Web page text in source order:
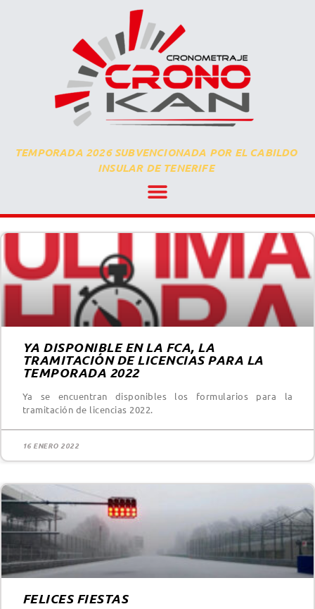
TEMPORADA 2026 SUBVENCIONADA POR EL CABILDO
INSULAR DE TENERIFE
YA DISPONIBLE EN LA FCA, LA
TRAMITACIÓN DE LICENCIAS PARA LA
TEMPORADA 2022
Ya se encuentran disponibles los formularios para la
tramitación de licencias 2022.
16 ENERO 2022
FELICES FIESTAS